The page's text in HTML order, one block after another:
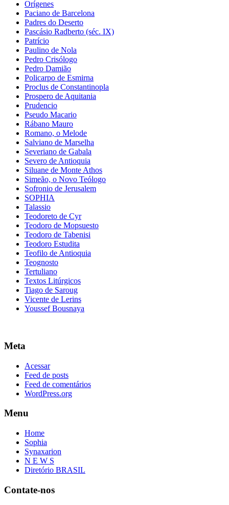
Orígenes
Paciano de Barcelona
Padres do Deserto
Pascásio Radberto (séc. IX)
Patrício
Paulino de Nola
Pedro Crisólogo
Pedro Damião
Policarpo de Esmirna
Proclus de Constantinopla
Prospero de Aquitania
Prudencio
Pseudo Macario
Rábano Mauro
Romano, o Melode
Salviano de Marselha
Severiano de Gabala
Severo de Antioquia
Siluane de Monte Athos
Simeão, o Novo Teólogo
Sofronio de Jerusalem
SOPHIA
Talassio
Teodoreto de Cyr
Teodoro de Mopsuesto
Teodoro de Tabenisi
Teodoro Estudita
Teofilo de Antioquia
Teognosto
Tertuliano
Textos Litúrgicos
Tiago de Saroug
Vicente de Lerins
Youssef Bousnaya
Meta
Acessar
Feed de posts
Feed de comentários
WordPress.org
Menu
Home
Sophia
Synaxarion
N E W S
Diretório BRASIL
Contate-nos